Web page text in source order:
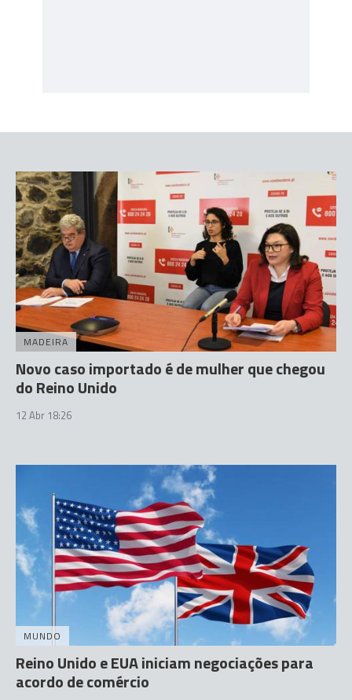
MADEIRA
Novo caso importado é de mulher que chegou
do Reino Unido
12 Abr 18:26
MUNDO
Reino Unido e EUA iniciam negociações para
acordo de comércio